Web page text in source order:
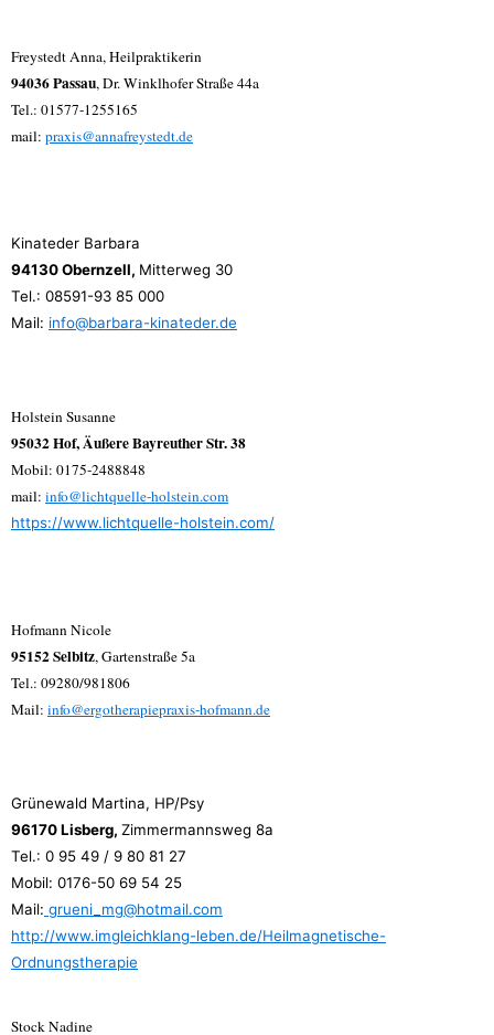
Freystedt Anna, Heilpraktikerin
94036 Passau, Dr. Winklhofer Straße 44a
Tel.: 01577-1255165
mail: praxis@annafreystedt.de
Kinateder Barbara
94130 Obernzell, Mitterweg 30
Tel.: 08591-93 85 000
Mail: info@barbara-kinateder.de
Holstein Susanne
95032 Hof, Äußere Bayreuther Str. 38
Mobil: 0175-2488848
mail: info@lichtquelle-holstein.com
https://www.lichtquelle-holstein.com/
Hofmann Nicole
95152 Selbitz, Gartenstraße 5a
Tel.: 09280/981806
Mail: info@ergotherapiepraxis-hofmann.de
Grünewald Martina, HP/Psy
96170 Lisberg, Zimmermannsweg 8a
Tel.: 0 95 49 / 9 80 81 27
Mobil: 0176-50 69 54 25
Mail: grueni_mg@hotmail.com
http://www.imgleichklang-leben.de/Heilmagnetische-
Ordnungstherapie
Stock Nadine